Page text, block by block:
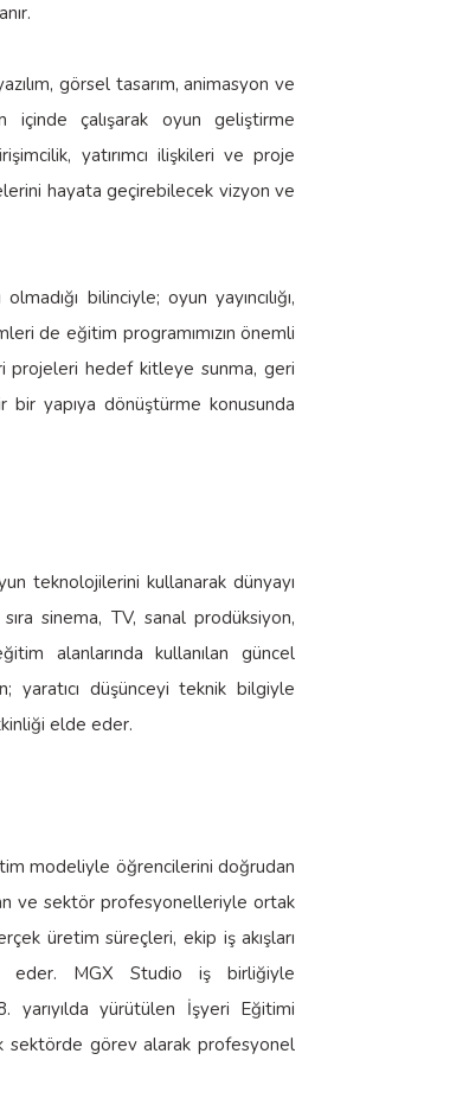
görsel tasarım, animasyon ve
içinde çalışarak oyun geliştirme
yatırımcı ilişkileri ve proje
hayata geçirebilecek vizyon ve
bilinciyle; oyun yayıncılığı,
de eğitim programımızın önemli
projeleri hedef kitleye sunma, geri
yapıya dönüştürme konusunda
teknolojilerini kullanarak dünyayı
sinema, TV, sanal prodüksiyon,
alanlarında kullanılan güncel
yaratıcı düşünceyi teknik bilgiyle
elde eder.
modeliyle öğrencilerini doğrudan
ve sektör profesyonelleriyle ortak
üretim süreçleri, ekip iş akışları
eder. MGX Studio iş birliğiyle
yarıyılda yürütülen İşyeri Eğitimi
sektörde görev alarak profesyonel